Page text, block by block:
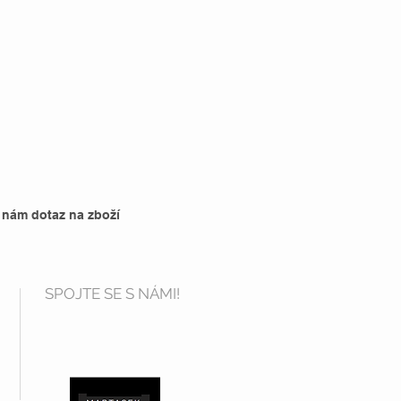
dotaz na zboží
SPOJTE SE S NÁMI!